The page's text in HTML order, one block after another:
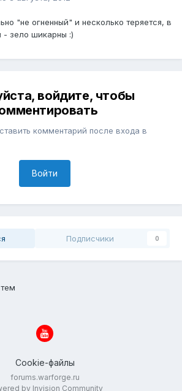
"не огненный" и несколько теряется, в
- зело шикарны :)
войдите, чтобы
комментарий после входа в
Войти
Подписчики 0
Cookie-файлы
forums.warforge.ru
by Invision Community